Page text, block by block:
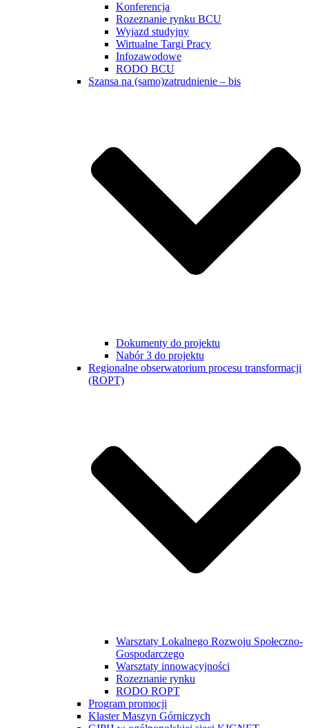
Konferencja
Rozeznanie rynku BCU
Wyjazd studyjny
Wirtualne Targi Pracy
Infozawodowe
RODO BCU
Szansa na (samo)zatrudnienie – bis
Dokumenty do projektu
Nabór 3 do projektu
Regionalne obserwatorium procesu transformacji
(ROPT)
Warsztaty Lokalnego Rozwoju Społeczno-
Gospodarczego
Warsztaty innowacyjności
Rozeznanie rynku
RODO ROPT
Program promocji
Klaster Maszyn Górniczych